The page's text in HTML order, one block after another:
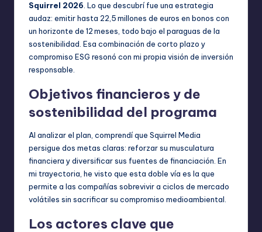
Squirrel 2026. Lo que descubrí fue una estrategia
audaz: emitir hasta 22,5 millones de euros en bonos con
un horizonte de 12 meses, todo bajo el paraguas de la
sostenibilidad. Esa combinación de corto plazo y
compromiso ESG resonó con mi propia visión de inversión
responsable.
Objetivos financieros y de
sostenibilidad del programa
Al analizar el plan, comprendí que Squirrel Media
persigue dos metas claras: reforzar su musculatura
financiera y diversificar sus fuentes de financiación. En
mi trayectoria, he visto que esta doble vía es la que
permite a las compañías sobrevivir a ciclos de mercado
volátiles sin sacrificar su compromiso medioambiental.
Los actores clave que